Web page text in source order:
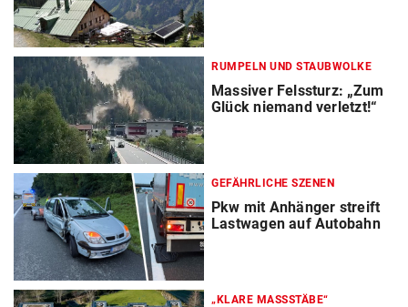
RUMPELN UND STAUBWOLKE
Massiver Felssturz: „Zum
Glück niemand verletzt!“
GEFÄHRLICHE SZENEN
Pkw mit Anhänger streift
Lastwagen auf Autobahn
„KLARE MASSSTÄBE“